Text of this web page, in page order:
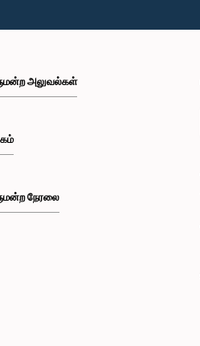
அலுவல்கள்
நேரலை